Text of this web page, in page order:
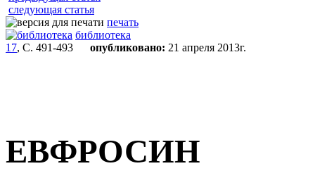
следующая статья
печать
библиотека
17, С. 491-493 опубликовано: 21 апреля 2013г.
ЕВФРОСИН